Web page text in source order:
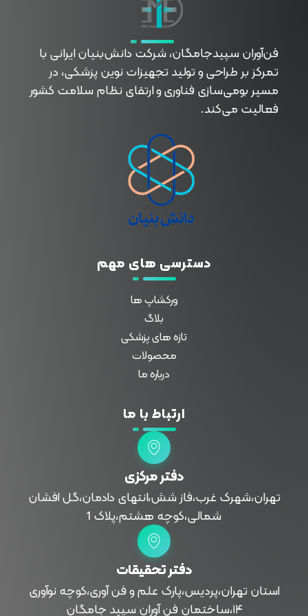
فناوران سپیدجامگان
طراح و تولیدکننده تجهیزات پیشرفته پزشکی با تمرکز بر نوآوری، بومی‌سازی و توسعه فناوری‌های سلامت
فن‌آوران سپیدجامگان، شرکت دانش‌بنیان ایرانی با
تمرکز بر طراحی و تولید تجهیزات نوین پزشکی، در
مسیر بومی‌سازی فناوری و ارتقای نظام سلامت کشور
فعالیت می‌کند.
دسترسی های مهم
ورکشاپ ها
بلاگ
تازه های پزشکی
محصولات
درباره ما
ارتباط با ما
دفتر مرکزی
تهران،شهرک غرب،فاز شش،انتهای دادمان،گل افشان
شمالی،کوچه هشتم،پلاک 1
دفتر تحقیقات
استان تهران،پردیس،پارک علم و فن آوری،کوچه نوآوری
۱۴،ساختمان فن آوران سپید جامگان